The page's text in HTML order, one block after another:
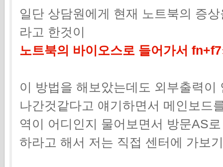
일단 상담원에게 현재 노트북의 증
라고 한것이
노트북의 바이오스로 들어가서
이 방법을 해보았는데도 외부출력
나간것같다고 얘기하면서 메인보드
역이 어디인지 물어보면서 방문AS
하라고 해서 저는 직접 센터에 가보